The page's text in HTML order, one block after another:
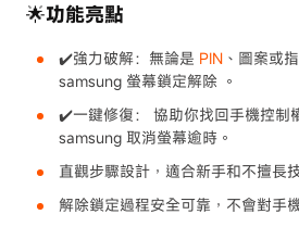
🌟功能亮點
✔️強力破解：無論是 PIN 、圖案或
samsung 螢幕鎖定解除 。
✔️一鍵修復： 協助你找回手機控制
samsung 取消螢幕逾時。
直觀步驟設計，適合新手和不擅長
解除鎖定過程安全可靠，不會對手